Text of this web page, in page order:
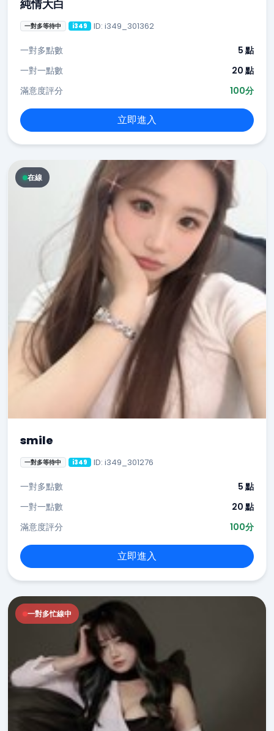
純情大白
一對多等待中 i349 ID: i349_301362
一對多點數
5 點
一對一點數
20 點
滿意度評分
100分
立即進入
在線
smile
一對多等待中 i349 ID: i349_301276
一對多點數
5 點
一對一點數
20 點
滿意度評分
100分
立即進入
一對多忙線中